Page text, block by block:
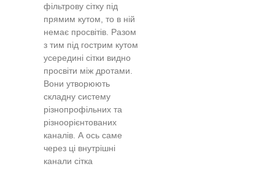
фільтрову сітку під
прямим кутом, то в ній
немає просвітів. Разом
з тим під гострим кутом
усередині сітки видно
просвіти між дротами.
Вони утворюють
складну систему
різнопрофільних та
різноорієнтованих
каналів. А ось саме
через ці внутрішні
канали сітка